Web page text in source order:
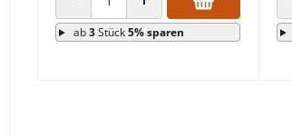
ANZAHL VERRINGERNANZAHL ERHÖHEN
ab3Stück5% sparen